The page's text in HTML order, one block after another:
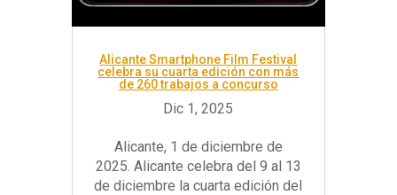
Alicante Smartphone Film Festival
celebra su cuarta edición con más
de 260 trabajos a concurso
Alicante, 1 de diciembre de
2025. Alicante celebra del 9 al 13
de diciembre la cuarta edición del